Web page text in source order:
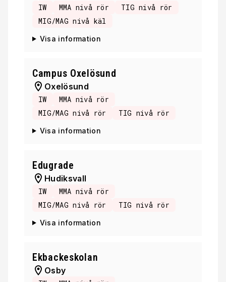
IW MMA nivå rör
TIG nivå rör
MIG/MAG nivå käl
Visa information
Campus Oxelösund
Oxelösund
IW
MMA nivå rör
MIG/MAG nivå rör
TIG nivå rör
Visa information
Edugrade
Hudiksvall
IW
MMA nivå rör
MIG/MAG nivå rör
TIG nivå rör
Visa information
Ekbackeskolan
Osby